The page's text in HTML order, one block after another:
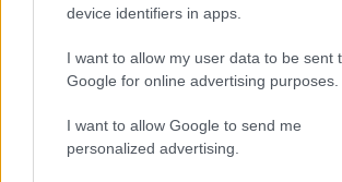
device identifiers in apps.
I want to allow my user data to be sent
Google for online advertising purposes.
I want to allow Google to send me
personalized advertising.
interruzione della catena di
delle telecomunicazioni, e
attraverso lo scambio di tutti i dati
informazioni disponibili) le
Paesi sulle vulnerabilità, la criticità